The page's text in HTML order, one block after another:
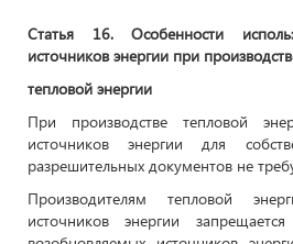
Статья 16. Особенности
источников энергии при
тепловой энергии
При производстве тепловой
источников энергии для
разрешительных документов не
Производителям тепловой
источников энергии